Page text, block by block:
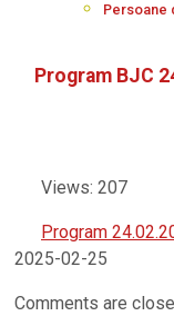
Persoane
Program BJC
Views: 207
Program
2025-02-25
Comments are